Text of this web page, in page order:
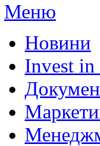
Меню
Новини
Invest in